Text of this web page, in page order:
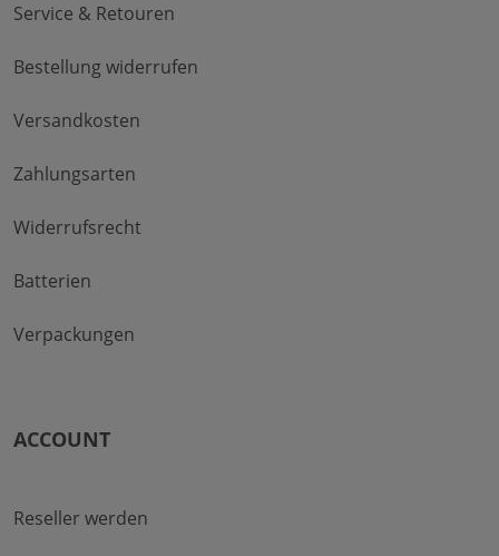
Service & Retouren
Bestellung widerrufen
Versandkosten
Zahlungsarten
Widerrufsrecht
Batterien
Verpackungen
ACCOUNT
Reseller werden